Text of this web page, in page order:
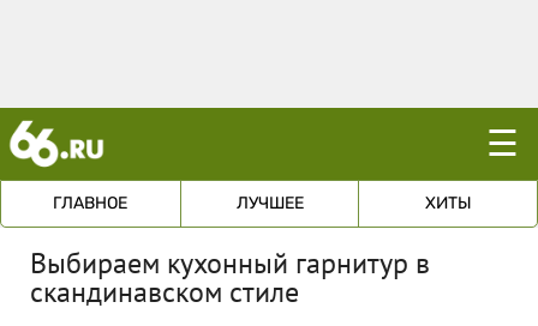
☰
ГЛАВНОЕ ЛУЧШЕЕ ХИТЫ
Выбираем кухонный гарнитур в
скандинавском стиле